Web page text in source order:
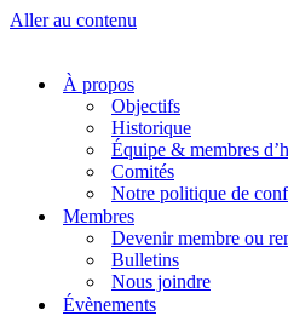
Aller au contenu
À propos
Objectifs
Historique
Équipe & membres
Comités
Notre politique de
Membres
Devenir membre ou
Bulletins
Nous joindre
Évènements